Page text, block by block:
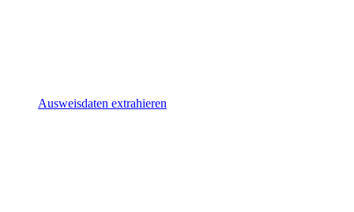
Ausweisdaten extrahieren